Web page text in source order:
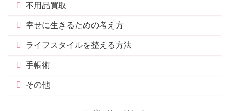
不用品買取
幸せに生きるための考え方
ライフスタイルを整える方法
手帳術
その他